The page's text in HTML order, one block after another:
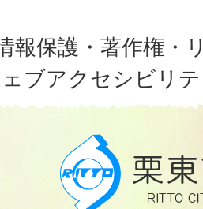
報保護・著作権・
ブアクセシビリ